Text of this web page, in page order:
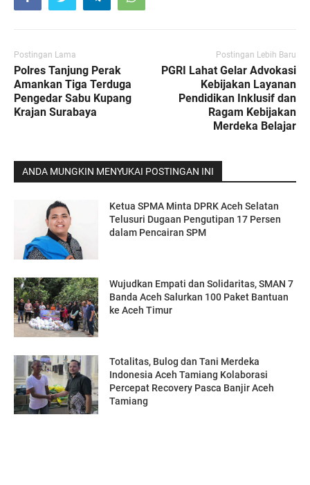
Postingan Lama
Polres Tanjung Perak
Amankan Tiga Terduga
Pengedar Sabu Kupang
Krajan Surabaya
Postingan Lebih Baru
PGRI Lahat Gelar Advokasi
Kebijakan Layanan
Pendidikan Inklusif dan
Ragam Kebijakan
Merdeka Belajar
ANDA MUNGKIN MENYUKAI POSTINGAN INI
Ketua SPMA Minta DPRK Aceh Selatan
Telusuri Dugaan Pengutipan 17 Persen
dalam Pencairan SPM
Wujudkan Empati dan Solidaritas, SMAN 7
Banda Aceh Salurkan 100 Paket Bantuan
ke Aceh Timur
Totalitas, Bulog dan Tani Merdeka
Indonesia Aceh Tamiang Kolaborasi
Percepat Recovery Pasca Banjir Aceh
Tamiang